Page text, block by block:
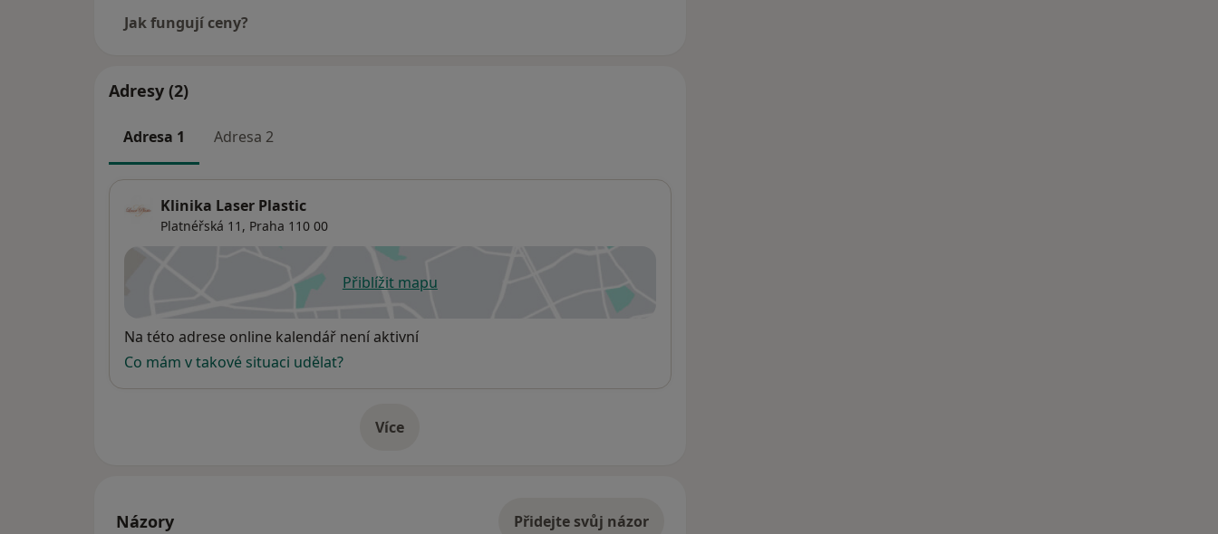
Jak fungují ceny?
Adresy (2)
Adresa 1 Adresa 2
Klinika Laser Plastic
Platnéřská 11, Praha 110 00
Přiblížit mapuse otevře v nové záložce
Dostupnost
Na této adrese online kalendář není aktivní
Co mám v takové situaci udělat?
Víceo adrese
Názory Přidejte svůj názor